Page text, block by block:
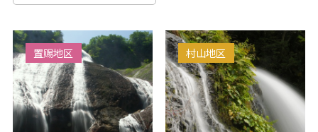
置赐地区 村山地区